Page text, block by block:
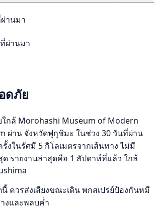
านมา
ผ่านมา
ดภัย
ใกล้ Morohashi Museum of Modern
ผ่าน จังหวัดฟุกุชิมะ ในช่วง 30 วันที่ผ่าน
งในรัศมี 5 กิโลเมตรจากเส้นทาง ไม่มี
ด รายงานล่าสุดคือ 1 สัปดาห์ที่แล้ว ใกล้
ควรส่งเสียงขณะเดิน พกสเปรย์ป้องกันหมี
งและพลบค่ำ